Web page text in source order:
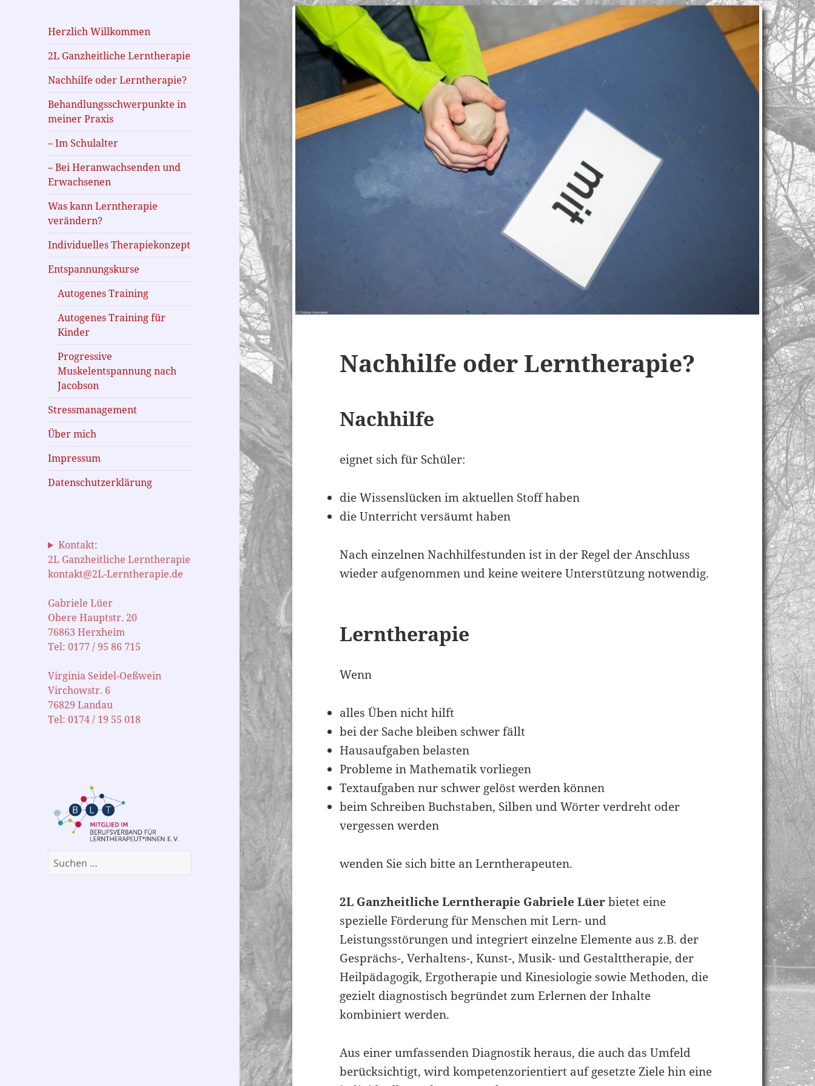
Lerntherapie
Herzlich Willkommen
2L Ganzheitliche Lerntherapie
Nachhilfe oder Lerntherapie?
Behandlungsschwerpunkte in
meiner Praxis
– Im Schulalter
– Bei Heranwachsenden und
Erwachsenen
Was kann Lerntherapie
verändern?
Individuelles Therapiekonzept
Entspannungskurse
Autogenes Training
Autogenes Training für
Kinder
Progressive
Muskelentspannung nach
Jacobson
Stressmanagement
Über mich
Impressum
Datenschutzerklärung
Kontakt:
2L Ganzheitliche Lerntherapie
kontakt@2L-Lerntherapie.de
Gabriele Lüer
Obere Hauptstr. 20
76863 Herxheim
Tel: 0177 / 95 86 715
Virginia Seidel-Oeßwein
Virchowstr. 6
76829 Landau
Tel: 0174 / 19 55 018
Suchen
nach:
Nachhilfe oder Lerntherapie?
Nachhilfe
eignet sich für Schüler:
die Wissenslücken im aktuellen Stoff haben
die Unterricht versäumt haben
Nach einzelnen Nachhilfestunden ist in der Regel der Anschluss
wieder aufgenommen und keine weitere Unterstützung notwendig.
Lerntherapie
Wenn
alles Üben nicht hilft
bei der Sache bleiben schwer fällt
Hausaufgaben belasten
Probleme in Mathematik vorliegen
Textaufgaben nur schwer gelöst werden können
beim Schreiben Buchstaben, Silben und Wörter verdreht oder
vergessen werden
wenden Sie sich bitte an Lerntherapeuten.
2L Ganzheitliche Lerntherapie Gabriele Lüerbietet eine
spezielle Förderung für Menschen mit Lern- und
Leistungsstörungen und integriert einzelne Elemente aus z.B. der
Gesprächs-, Verhaltens-, Kunst-, Musik- und Gestalttherapie, der
Heilpädagogik, Ergotherapie und Kinesiologie sowie Methoden, die
gezielt diagnostisch begründet zum Erlernen der Inhalte
kombiniert werden.
Aus einer umfassenden Diagnostik heraus, die auch das Umfeld
berücksichtigt, wird kompetenzorientiert auf gesetzte Ziele hin eine